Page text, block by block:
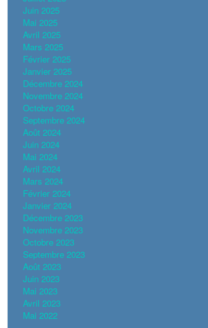
Juin 2025
Mai 2025
Avril 2025
Mars 2025
Février 2025
Janvier 2025
Décembre 2024
Novembre 2024
Octobre 2024
Septembre 2024
Août 2024
Juin 2024
Mai 2024
Avril 2024
Mars 2024
Février 2024
Janvier 2024
Décembre 2023
Novembre 2023
Octobre 2023
Septembre 2023
Août 2023
Juin 2023
Mai 2023
Avril 2023
Mai 2022